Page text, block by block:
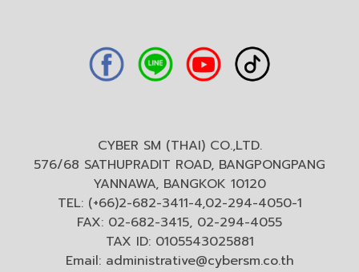
CYBER SM (THAI) CO.,LTD.
576/68 SATHUPRADIT ROAD, BANGPONGPANG
YANNAWA, BANGKOK 10120
TEL: (+66)2-682-3411-4,02-294-4050-1
FAX: 02-682-3415, 02-294-4055
TAX ID: 0105543025881
Email: administrative@cybersm.co.th